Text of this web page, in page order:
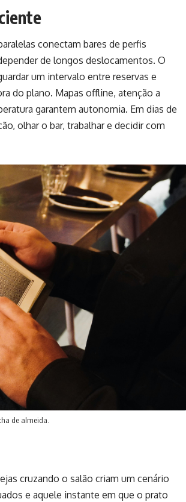
conectam bares de perfis
de longos deslocamentos. O
um intervalo entre reservas e
do plano. Mapas offline, atenção a
garantem autonomia. Em dias de
olhar o bar, trabalhar e decidir com
de almeida.
cruzando o salão criam um cenário
e aquele instante em que o prato